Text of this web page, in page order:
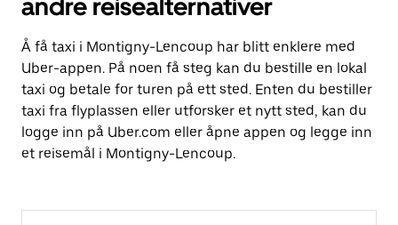
andre reisealternativer
Å få taxi i Montigny-Lencoup har blitt enklere med
Uber-appen. På noen få steg kan du bestille en lokal
taxi og betale for turen på ett sted. Enten du bestiller
taxi fra flyplassen eller utforsker et nytt sted, kan du
logge inn på Uber.com eller åpne appen og legge inn
et reisemål i Montigny-Lencoup.